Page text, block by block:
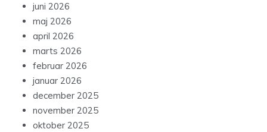
juni 2026
maj 2026
april 2026
marts 2026
februar 2026
januar 2026
december 2025
november 2025
oktober 2025